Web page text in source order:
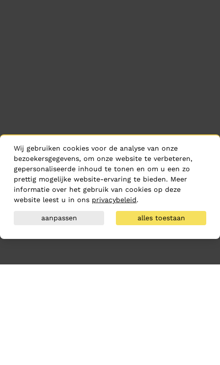
Wij gebruiken cookies voor de analyse van onze
bezoekersgegevens, om onze website te verbeteren,
gepersonaliseerde inhoud te tonen en om u een zo
prettig mogelijke website-ervaring te bieden. Meer
informatie over het gebruik van cookies op deze
website leest u in ons privacybeleid.
aanpassen alles toestaan